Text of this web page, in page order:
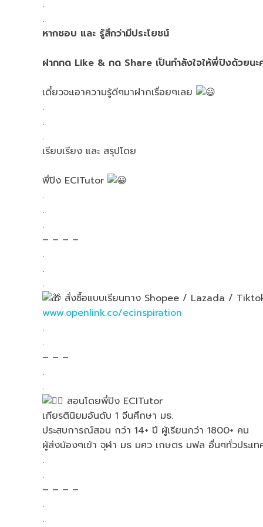
.
.
หากชอบ และ รู้สึกว่ามีประโยชน์
ฝากกด Like & กด Share เป็นกำลังใจให้พี่ปิงด้วยนะ
เดี๋ยวจะเอาความรู้ดีๆมาฝากเรื่อยๆเลย
.
.
.
เรียบเรียง และ สรุปโดย
พี่ปิง ECITutor
.
.
.
– – – –
.
.
.
สั่งซื้อแบบเรียนทาง Shopee / Lazada /
www.openlink.co/ecinspiration
.
.
– – –
.
.
สอนโดยพี่ปิง ECITutor
เกียรตินิยมอันดับ 1 จีนศึกษา มธ.
ประสบการณ์สอน กว่า 14+ ปี ผู้เรียนกว่า 1800+ คน
ผู้ส่งน้องๆเข้า จุฬา มธ มศว เกษตร มฟล อื่นๆทั่วประเท
.
.
– – – –
.
.